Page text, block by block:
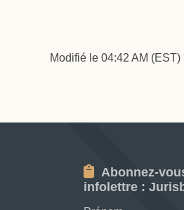
Modifié le 04:42 AM
Abonnez-
infolettre :